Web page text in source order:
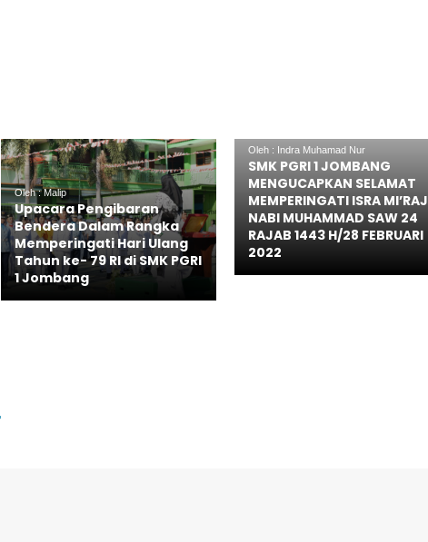
Oleh : Malip
Upacara Pengibaran
Bendera Dalam Rangka
Memperingati Hari Ulang
Tahun ke- 79 RI di SMK PGRI
1 Jombang
Oleh : Indra Muhamad Nur
SMK PGRI 1 JOMBANG
MENGUCAPKAN SELAMAT
MEMPERINGATI ISRA MI’RAJ
NABI MUHAMMAD SAW 24
RAJAB 1443 H/28 FEBRUARI
2022